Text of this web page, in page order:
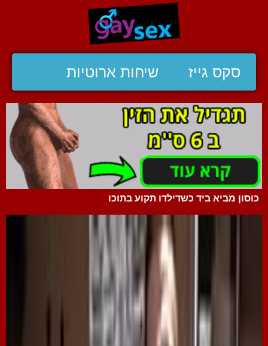
סקס גייז שיחות ארוטיות
כוסון מביא ביד כשדילדו תקוע בתוכו